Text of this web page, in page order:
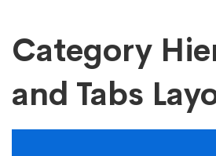
Category
Hierarchy
Category
and Tabs